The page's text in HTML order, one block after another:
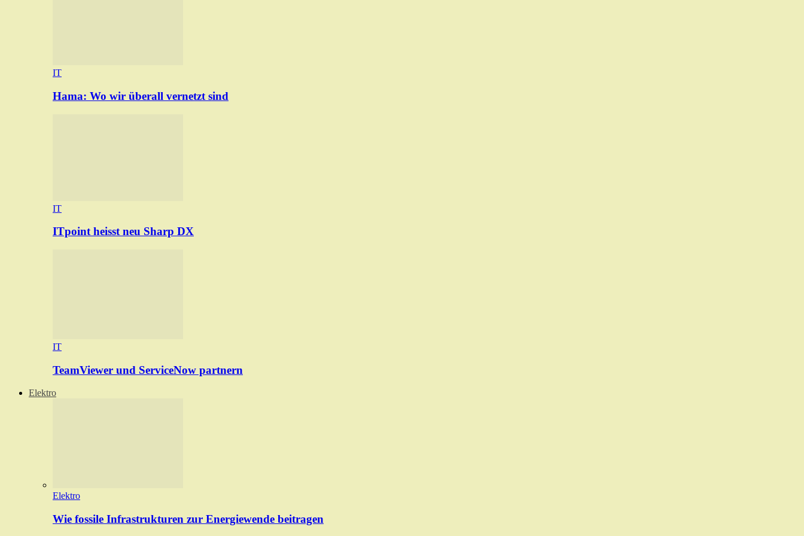
IT
Hama: Wo wir überall vernetzt sind
IT
ITpoint heisst neu Sharp DX
IT
TeamViewer und ServiceNow partnern
Elektro
Elektro
Wie fossile Infrastrukturen zur Energiewende beitragen